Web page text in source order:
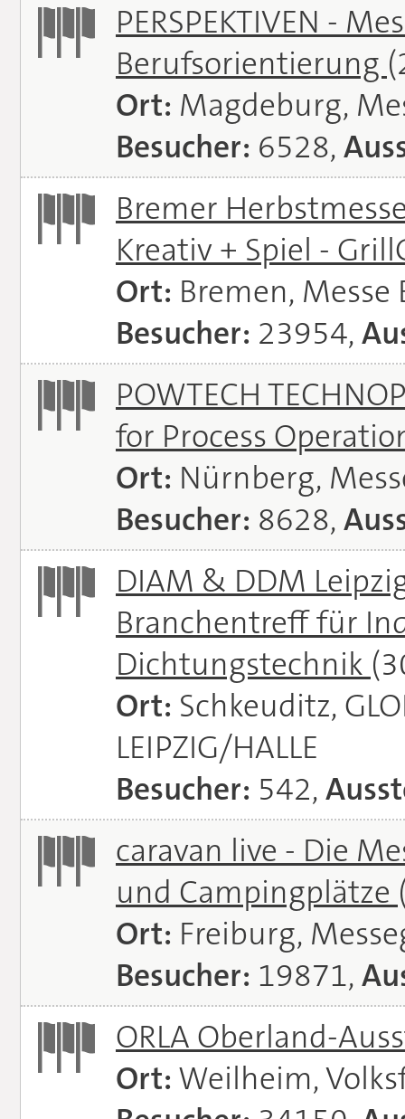
PERSPEKTIVEN -
Berufsorientierung
Ort: Magdeburg,
Besucher: 6528,
Bremer
Kreativ + Spiel -
Ort: Bremen, Messe
Besucher: 23954,
POWTECH
for Process
Ort: Nürnberg,
Besucher: 8628,
DIAM & DDM
Branchentreff für
Dichtungstechnik
Ort: Schkeuditz,
LEIPZIG/HALLE
Besucher: 542,
caravan live - Die
und Campingplätze
Ort: Freiburg,
Besucher: 19871,
ORLA Oberland-
Ort: Weilheim,